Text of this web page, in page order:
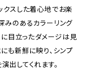
クスした着心地でお楽
みのあるカラーリング
に目立ったダメージは見
も新鮮に映り、シンプ
出してくれます。